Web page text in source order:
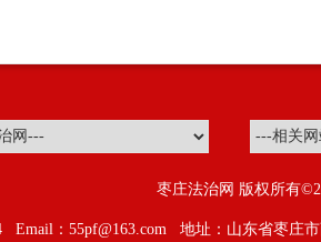
枣庄法治网 版权所有
Email：55pf@163.com 地址：山东省枣庄